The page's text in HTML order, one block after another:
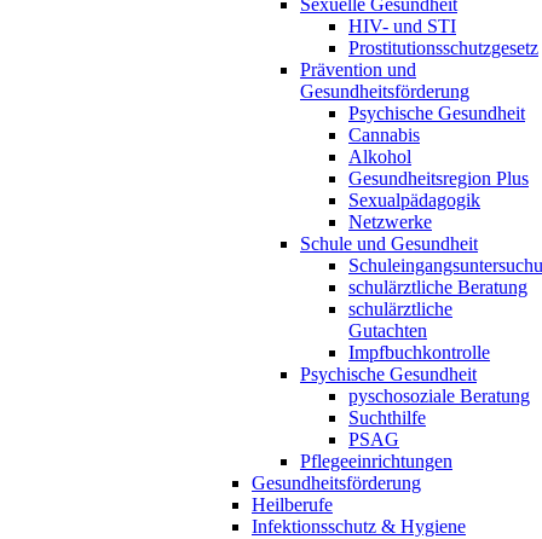
Sexuelle Gesundheit
HIV- und STI
Prostitutionsschutzgesetz
Prävention und
Gesundheitsförderung
Psychische Gesundheit
Cannabis
Alkohol
Gesundheitsregion Plus
Sexualpädagogik
Netzwerke
Schule und Gesundheit
schulärztliche Beratung
schulärztliche
Gutachten
Impfbuchkontrolle
Psychische Gesundheit
pyschosoziale Beratung
Suchthilfe
PSAG
Pflegeeinrichtungen
Gesundheitsförderung
Heilberufe
Infektionsschutz & Hygiene